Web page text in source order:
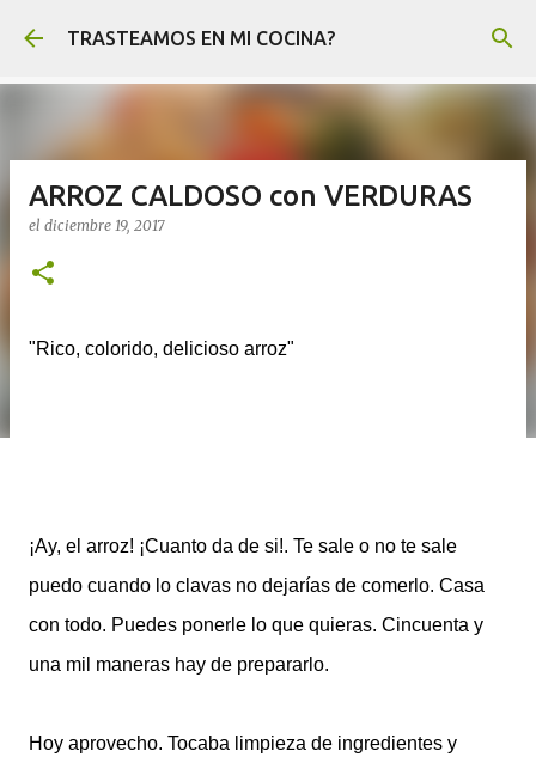
Ir al contenido principal
TRASTEAMOS EN MI COCINA?
ARROZ CALDOSO con VERDURAS
el diciembre 19, 2017
"Rico, colorido, delicioso arroz"
¡Ay, el arroz! ¡Cuanto da de si!. Te sale o no te sale
puedo cuando lo clavas no dejarías de comerlo. Casa
con todo. Puedes ponerle lo que quieras. Cincuenta y
una mil maneras hay de prepararlo.
Hoy aprovecho. Tocaba limpieza de ingredientes y